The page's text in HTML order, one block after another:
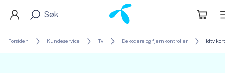
Forsiden Kundeservice Tv Dekodere og fjernkontroller Idtv